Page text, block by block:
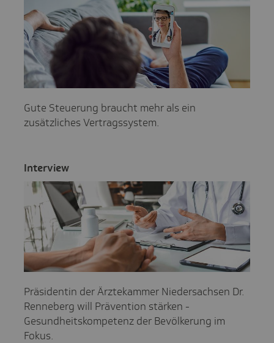
Gute Steuerung braucht mehr als ein
zusätzliches Vertragssystem.
Inter­view
Präsidentin der Ärztekammer Niedersachsen Dr.
Renneberg will Prävention stärken -
Gesundheitskompetenz der Bevölkerung im
Fokus.